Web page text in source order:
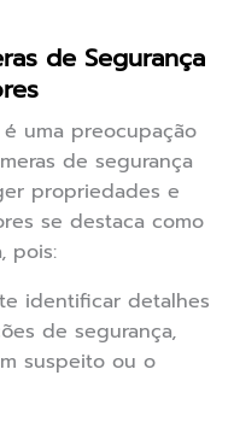
de Segurança
uma preocupação
de segurança
propriedades e
se destaca como
pois:
identificar detalhes
de segurança,
suspeito ou o